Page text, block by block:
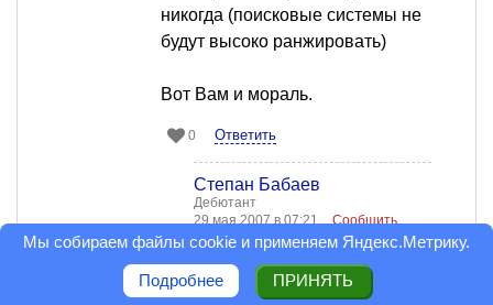
никогда (поисковые системы не
будут высоко ранжировать)
Вот Вам и мораль.
0 Ответить
Степан Бабаев
Дебютант
29 мая 2007 в 07:21
Сообщить
модератору
этого сайта остался в
Мы собираем файлы cookie и применяем Яндекс.Метрику.
Подробнее ПРИНЯТЬ